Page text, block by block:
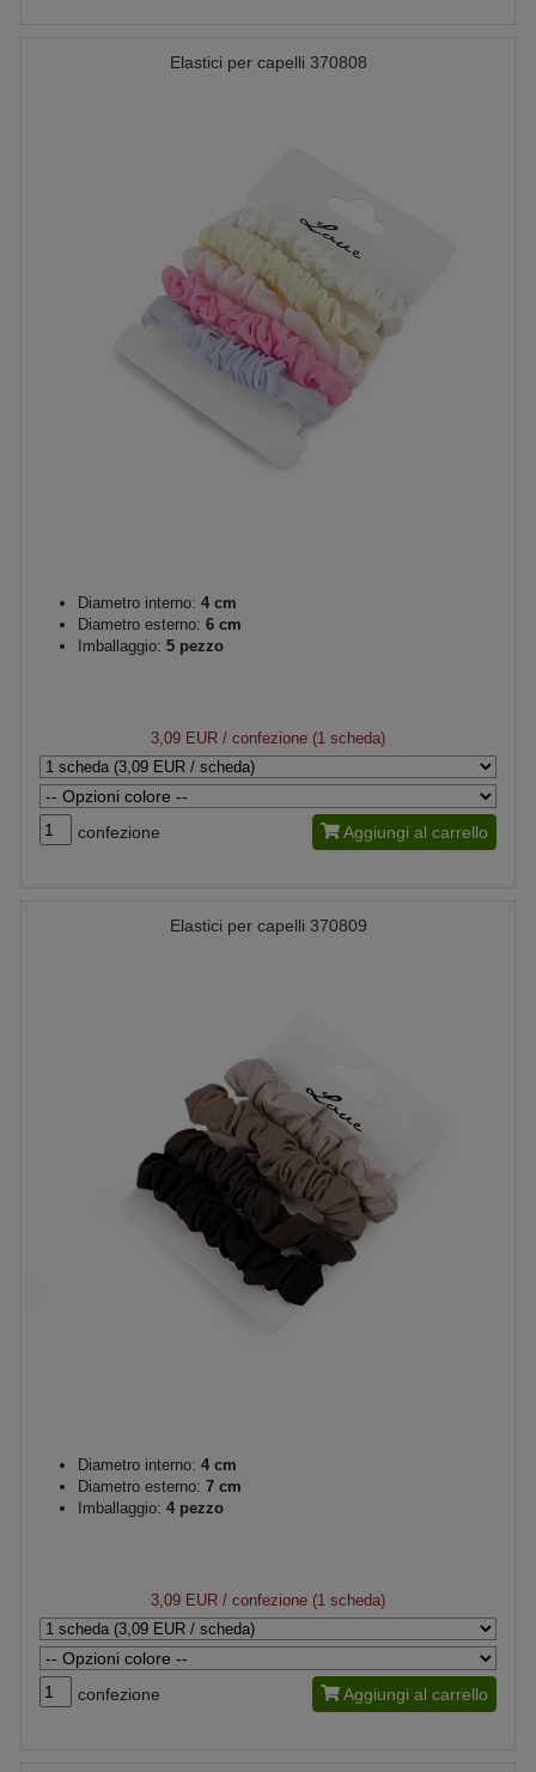
Elastici per capelli 370808
Diametro interno: 4 cm
Diametro esterno: 6 cm
Imballaggio: 5 pezzo
3,09 EUR / confezione (1 scheda)
confezione Aggiungi al carrello
Elastici per capelli 370809
Diametro interno: 4 cm
Diametro esterno: 7 cm
Imballaggio: 4 pezzo
3,09 EUR / confezione (1 scheda)
confezione Aggiungi al carrello